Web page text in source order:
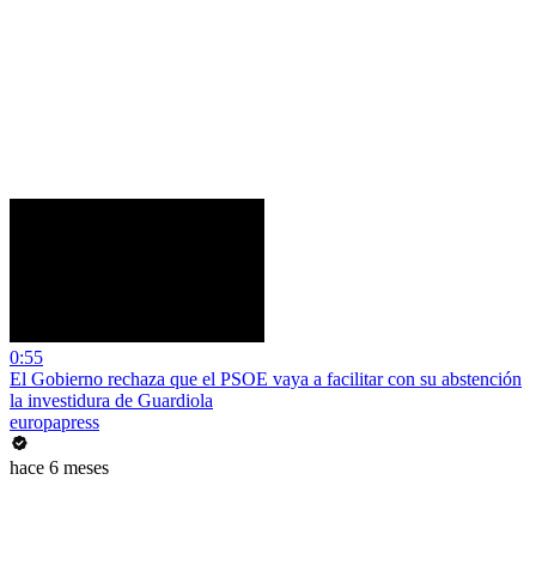
0:55
El Gobierno rechaza que el PSOE vaya a facilitar con su abstención
la investidura de Guardiola
europapress
hace 6 meses